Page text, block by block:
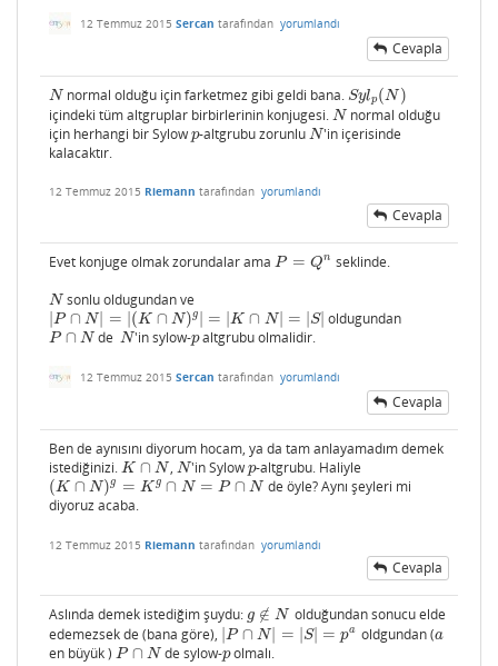
12 Temmuz 2015 Sercan tarafından yorumlandı
Cevapla
N
N normal olduğu için farketmez gibi geldi bana. Sylp (N)
Sylp(N)
içindeki tüm altgruplar birbirlerinin konjugesi. N
N normal olduğu
için herhangi bir Sylow p
p-altgrubu zorunluN
N 'in içerisinde
kalacaktır.
12 Temmuz 2015 Riemann tarafından yorumlandı
Cevapla
Evet konjuge olmak zorundalar ama P = Qn
P= Qn seklinde.
N
N sonlu oldugundan ve
P ∩ N = ( K ∩ N)g = |K ∩ N| = |S|
|P∩N |= (K∩ N)g |= |K∩N |=| S| oldugundan
P ∩ N
P∩N deN
N 'in sylow-p
paltgrubu olmalidir.
12 Temmuz 2015 Sercan tarafından yorumlandı
Cevapla
Ben de aynısını diyorum hocam, ya da tam anlayamadım demek
istediğinizi. K ∩ N
K∩ N , N
N 'in Sylow p
p-altgrubu. Haliyle
( K ∩ N)g = Kg ∩ N = P ∩ N
(K∩ N) g=Kg ∩N =P∩ N
de öyle? Aynı şeyleri mi
diyoruz acaba.
12 Temmuz 2015 Riemann tarafından yorumlandı
Cevapla
Aslında demek istediğim şuydu: g ∉ N
g ∉N
olduğundan sonucu elde
edemezsek de (bana göre),
P ∩ N = S| = pa
|P∩N |= S| pa oldgundan (a
a
en büyük ) P ∩ N
P∩N de sylow-p
polmalı.